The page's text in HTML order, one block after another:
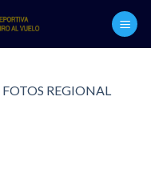
FOTOS REGIONAL